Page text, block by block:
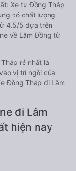
Xe từ Đồng Tháp
có chất lượng
4.5/5 dựa trên
về Lâm Đồng từ
rẻ nhất là
vị trí ngồi của
Đồng Tháp đi Lâm
đi Lâm
hiện nay